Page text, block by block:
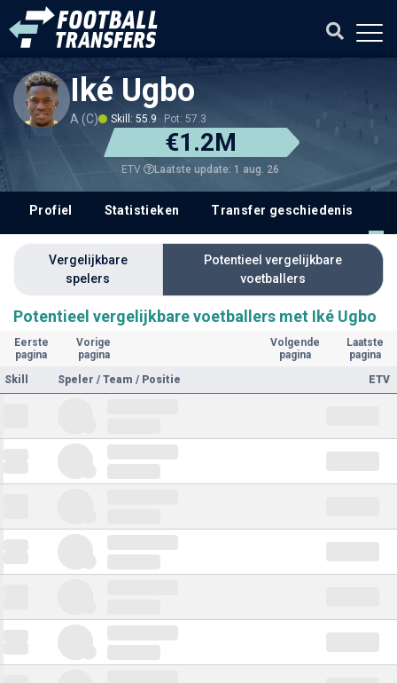
Iké Ugbo
A (C) Skill: 55.9 Pot: 57.3
€1.2M
ETV Laatste update: 1 aug. 26
Profiel Statistieken Transfer geschiedenis
Vergelijkbare
spelers
Potentieel vergelijkbare
voetballers
Potentieel vergelijkbare voetballers met Iké Ugbo
Eerste
pagina
Vorige
pagina
Volgende
pagina
Laatste
pagina
Skill
Speler / Team / Positie ETV